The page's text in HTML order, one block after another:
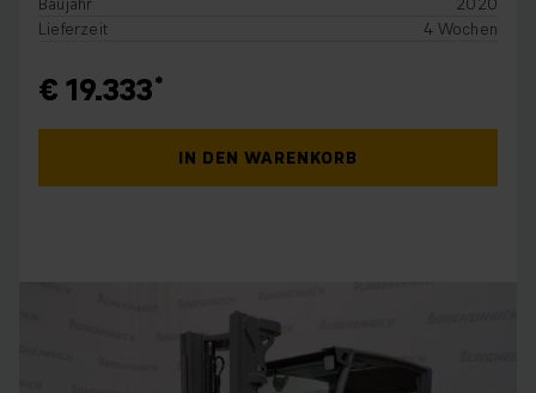
Lieferzeit
4 Wochen
€ 19.333
IN DEN WARENKORB